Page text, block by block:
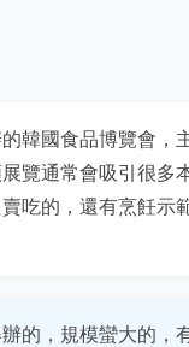
韓國食品博覽會，
覽通常會吸引很多
吃的，還有烹飪示
的，規模蠻大的，